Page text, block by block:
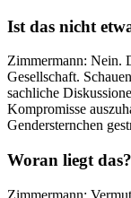
Ist das nicht
Zimmermann: Nein.
Gesellschaft.
sachliche
Kompromisse
Gendersternchen
Woran liegt das?
Zimmermann: